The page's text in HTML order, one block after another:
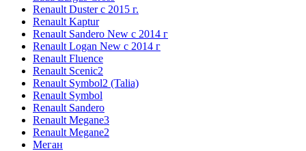
Renault Duster с 2015 г.
Renault Kaptur
Renault Sandero New с 2014 г
Renault Logan New с 2014 г
Renault Fluence
Renault Scenic2
Renault Symbol2 (Talia)
Renault Symbol
Renault Sandero
Renault Megane3
Renault Megane2
Меган